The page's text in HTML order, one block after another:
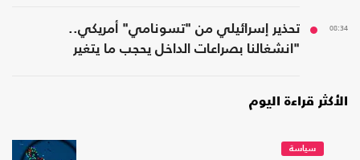
08:34
تحذير إسرائيلي من "تسونامي" أمريكي..
"انشغالنا بصراعات الداخل يحجب ما يتغير
الأكثر قراءة اليوم
سياسة